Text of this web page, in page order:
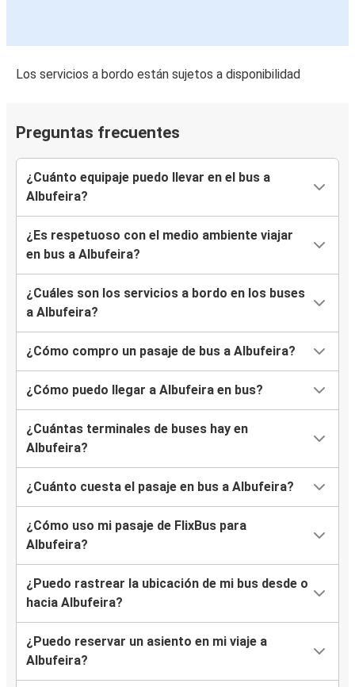
Los servicios a bordo están sujetos a disponibilidad
Preguntas frecuentes
¿Cuánto equipaje puedo llevar en el bus a
Albufeira?
¿Es respetuoso con el medio ambiente viajar
en bus a Albufeira?
¿Cuáles son los servicios a bordo en los buses
a Albufeira?
¿Cómo compro un pasaje de bus a Albufeira?
¿Cómo puedo llegar a Albufeira en bus?
¿Cuántas terminales de buses hay en
Albufeira?
¿Cuánto cuesta el pasaje en bus a Albufeira?
¿Cómo uso mi pasaje de FlixBus para
Albufeira?
¿Puedo rastrear la ubicación de mi bus desde o
hacia Albufeira?
¿Puedo reservar un asiento en mi viaje a
Albufeira?